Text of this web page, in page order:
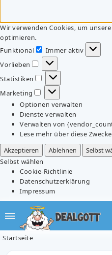
Wir verwenden Cookies, um
optimieren.
Funktional
Funktional
Immer aktiv
Vorlieben
Vorlieben
Statistiken
Statistiken
Marketing
Marketing
Optionen verwalten
Dienste verwalten
Verwalten von
Lese mehr über diese Zwecke
Akzeptieren
Ablehnen Selbst
Selbst wählen
Cookie-Richtlinie
Datenschutzerklärung
Impressum
Startseite